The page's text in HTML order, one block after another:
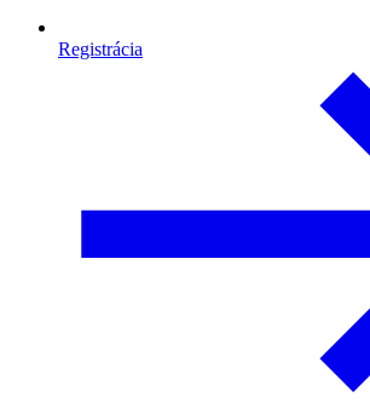
Registrácia